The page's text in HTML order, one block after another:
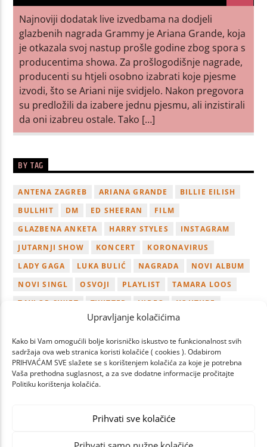
Upravljanje kolačićima
Kako bi Vam omogućili bolje korisničko iskustvo te funkcionalnost svih
sadržaja ova web stranica koristi kolačiće ( cookies ). Odabirom
PRIHVAĆAM SVE slažete se s korištenjem kolačića za koje je potrebna
Vaša prethodna suglasnost, a za sve dodatne informacije pročitajte
Politiku korištenja kolačića.
Prihvati sve kolačiće
Najnoviji dodatak live izvedbama na dodjeli
glazbenih nagrada Grammy je Ariana Grande, koja
je otkazala svoj nastup prošle godine zbog spora s
producentima showa. Za prošlogodišnje nagrade,
producenti su htjeli osobno izabrati koje pjesme
izvodi, što se Ariani nije svidjelo. Nakon pregovora
su predložili da izabere jednu pjesmu, ali inzistirali
da oni izabreu ostale. Tako […]
BY TAG
ANTENA ZAGREB ARIANA GRANDE
BILLIE EILISH
BULLHIT
DM ED SHEERAN
FILM
GLAZBENA ANKETA
HARRY STYLES
INSTAGRAM
JUTARNJI SHOW
KONCERT
KORONAVIRUS
LADY GAGA
LUKA BULIĆ NAGRADA
NOVI ALBUM
NOVI SINGL
OSVOJI PLAYLIST
TAMARA LOOS
TAYLOR SWIFT
TWITTER VIDEO
YOUTUBE